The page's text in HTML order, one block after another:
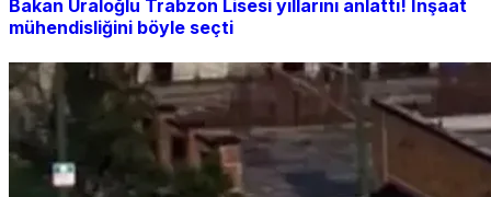
Bakan Uraloğlu Trabzon Lisesi yıllarını anlattı! İnşaat
mühendisliğini böyle seçti